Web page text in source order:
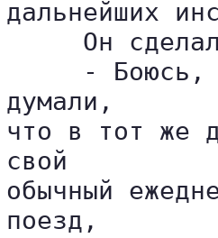
дальнейших
Он
- Боюсь,
думали,
что в тот же
свой
обычный
поезд,